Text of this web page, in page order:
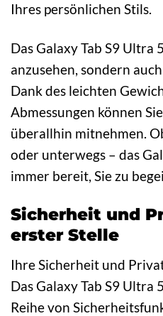
Ihres persönlichen Stils.
Das Galaxy Tab S9 Ultra
anzusehen, sondern
Dank des leichten
Abmessungen können
überallhin mitnehmen.
oder unterwegs – das
immer bereit, Sie zu
Sicherheit und
erster Stelle
Ihre Sicherheit und
Das Galaxy Tab S9 Ultra
Reihe von